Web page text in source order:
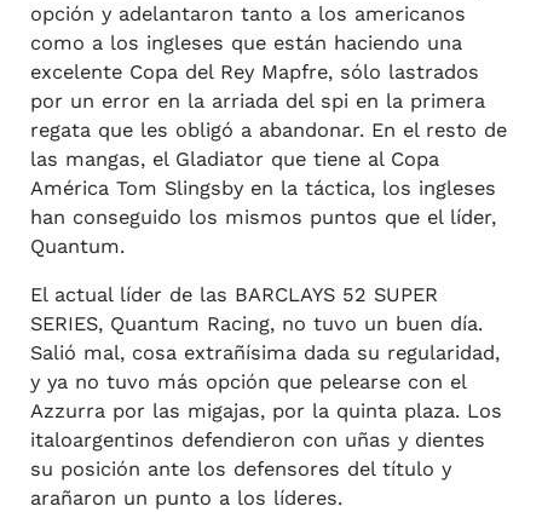
opción y adelantaron tanto a los americanos
como a los ingleses que están haciendo una
excelente Copa del Rey Mapfre, sólo lastrados
por un error en la arriada del spi en la primera
regata que les obligó a abandonar. En el resto de
las mangas, el Gladiator que tiene al Copa
América Tom Slingsby en la táctica, los ingleses
han conseguido los mismos puntos que el líder,
Quantum.
El actual líder de las BARCLAYS 52 SUPER
SERIES, Quantum Racing, no tuvo un buen día.
Salió mal, cosa extrañísima dada su regularidad,
y ya no tuvo más opción que pelearse con el
Azzurra por las migajas, por la quinta plaza. Los
italoargentinos defendieron con uñas y dientes
su posición ante los defensores del título y
arañaron un punto a los líderes.